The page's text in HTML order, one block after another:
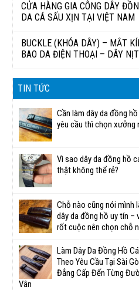
CỬA HÀNG GIA CÔNG DÂY
DA CÁ SẤU XỊN TẠI VIỆT NAM
BUCKLE (KHÓA DÂY) – MẮT
BAO DA ĐIỆN THOẠI – DÂY NỊT
TIN TỨC
Cần làm dây da đồng
yêu cầu thì chọn xưởng
Vì sao dây da đồng hồ
thật không thể rẻ?
Chỗ nào cũng nói mình
dây da đồng hồ uy tín –
rốt cuộc nên chọn chỗ
Làm Dây Da Đồng Hồ
Theo Yêu Cầu Tại Sài
Đẳng Cấp Đến Từng
Vân